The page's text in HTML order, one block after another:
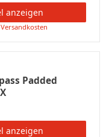
anzeigen
Versandkosten
Padded
anzeigen